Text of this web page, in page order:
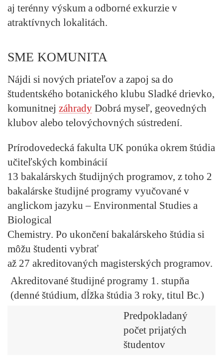
aj terénny výskum a odborné exkurzie v
atraktívnych lokalitách.
SME KOMUNITA
Nájdi si nových priateľov a zapoj sa do
študentského botanického klubu Sladké drievko,
komunitnej záhrady Dobrá myseľ, geovedných
klubov alebo telovýchovných sústredení.
Prírodovedecká fakulta UK ponúka okrem štúdia
učiteľských kombinácií
13 bakalárskych študijných programov, z toho 2
bakalárske študijné programy vyučované v
anglickom jazyku – Environmental Studies a
Biological
Chemistry. Po ukončení bakalárskeho štúdia si
môžu študenti vybrať
až 27 akreditovaných magisterských programov.
Akreditované študijné programy 1. stupňa
(denné štúdium, dĺžka štúdia 3 roky, titul Bc.)
Predpokladaný
počet prijatých
študentov